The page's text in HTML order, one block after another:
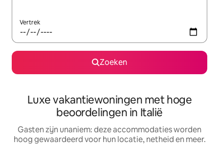
Vertrek
Zoeken
Luxe vakantiewoningen met hoge
beoordelingen in Italië
Gasten zijn unaniem: deze accommodaties worden
hoog gewaardeerd voor hun locatie, netheid en meer.